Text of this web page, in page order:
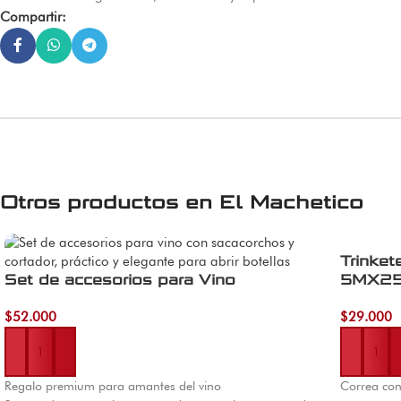
Compartir:
Otros productos en El Machetico
Set de accesorios para Vino
$52.000
Añadir al carrito
Regalo premium para amantes del vino
$29.000
Añadir al
Correa